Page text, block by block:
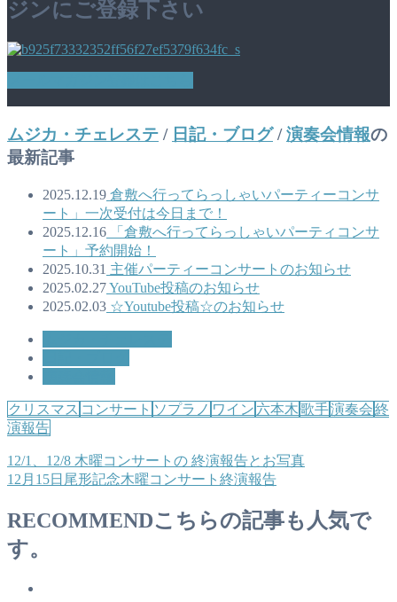
ジンにご登録下さい
ムジカ・チェレステ / 日記・ブログ/演奏会情報の
最新記事
2025.12.19 倉敷へ行ってらっしゃいパーティーコンサ
ート」一次受付は今日まで！
2025.12.16 「倉敷へ行ってらっしゃいパーティコンサ
ート」予約開始！
2025.10.31 主催パーティーコンサートのお知らせ
2025.02.27YouTube投稿のお知らせ
2025.02.03 ☆Youtube投稿☆のお知らせ
クリスマス コンサート ソプラノ ワイン 六本木歌手演奏会終
演報告
12/1、12/8 木曜コンサートの 終演報告とお写真
12月15日尾形記念木曜コンサート終演報告
RECOMMENDこちらの記事も人気で
す。